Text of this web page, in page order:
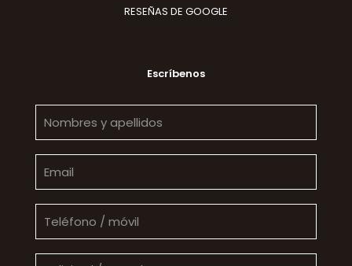
RESEÑAS DE GOOGLE
Escríbenos